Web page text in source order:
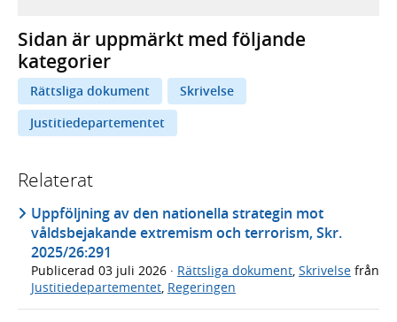
Sidan är uppmärkt med följande
kategorier
Rättsliga dokument
Skrivelse
Justitiedepartementet
Relaterat
Uppföljning av den nationella strategin mot
våldsbejakande extremism och terrorism, Skr.
2025/26:291
Publicerad 03 juli 2026 · Rättsliga dokument, Skrivelse från
Justitiedepartementet, Regeringen